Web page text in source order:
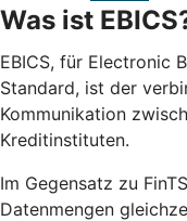
Was ist
EBICS, für Electronic
Standard, ist der
Kommunikation
Kreditinstituten.
Im Gegensatz zu
Datenmengen